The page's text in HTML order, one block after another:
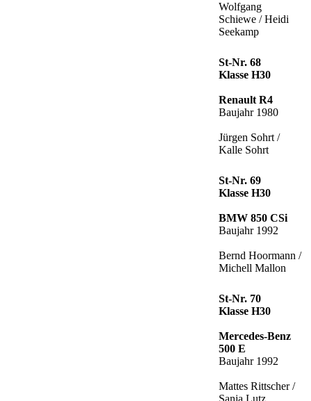
Wolfgang
Schiewe / Heidi
Seekamp
St-Nr. 68
Klasse H30
Renault R4
Baujahr 1980
Jürgen Sohrt /
Kalle Sohrt
St-Nr. 69
Klasse H30
BMW 850 CSi
Baujahr 1992
Bernd Hoormann /
Michell Mallon
St-Nr. 70
Klasse H30
Mercedes-Benz
500 E
Baujahr 1992
Mattes Rittscher /